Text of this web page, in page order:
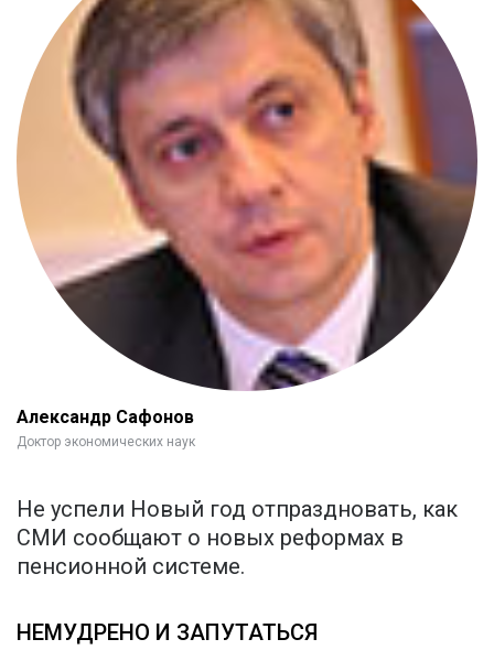
Александр Сафонов
Доктор экономических наук
Не успели Новый год отпраздновать, как
СМИ сообщают о новых реформах в
пенсионной системе.
НЕМУДРЕНО И ЗАПУТАТЬСЯ